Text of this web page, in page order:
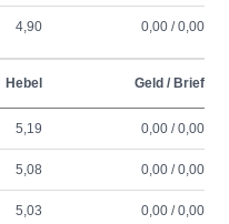
4,90 0,00 / 0,00
Hebel Geld / Brief
5,19 0,00 / 0,00
5,08 0,00 / 0,00
5,03 0,00 / 0,00